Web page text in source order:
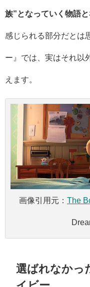
族”となっていく物語と
感じられる部分だとは
ー』では、実はそれ以
えます。
画像引用元： The
選ばれなかっ